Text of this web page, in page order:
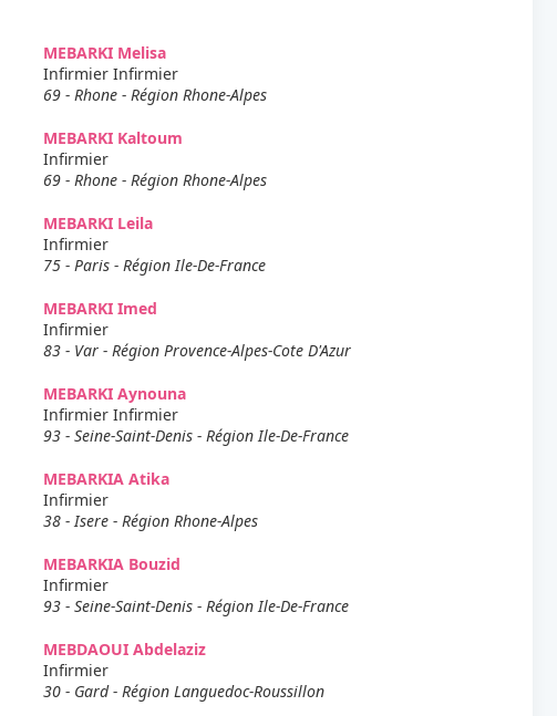
MEBARKI Melisa
Infirmier Infirmier
69 - Rhone - Région Rhone-Alpes
MEBARKI Kaltoum
Infirmier
69 - Rhone - Région Rhone-Alpes
MEBARKI Leila
Infirmier
75 - Paris - Région Ile-De-France
MEBARKI Imed
Infirmier
83 - Var - Région Provence-Alpes-Cote D'Azur
MEBARKI Aynouna
Infirmier Infirmier
93 - Seine-Saint-Denis - Région Ile-De-France
MEBARKIA Atika
Infirmier
38 - Isere - Région Rhone-Alpes
MEBARKIA Bouzid
Infirmier
93 - Seine-Saint-Denis - Région Ile-De-France
MEBDAOUI Abdelaziz
Infirmier
30 - Gard - Région Languedoc-Roussillon